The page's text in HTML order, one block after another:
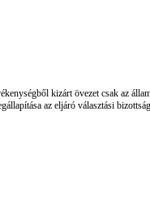
kizárt övezet csak az
az eljáró választási